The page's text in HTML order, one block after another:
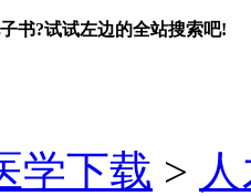
书?试试左边的全站搜索吧!
学下载 >